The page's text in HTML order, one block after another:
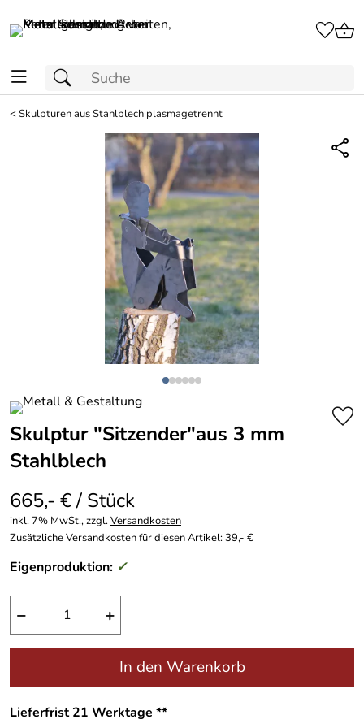
<Skulpturen aus Stahlblech plasmagetrennt
Skulptur "Sitzender"aus 3 mm
Stahlblech
665,- € / Stück
inkl. 7% MwSt., zzgl.Versandkosten
Zusätzliche Versandkosten für diesen Artikel: 39,- €
Eigenproduktion: ✓
− +
In den Warenkorb
Lieferfrist 21 Werktage **